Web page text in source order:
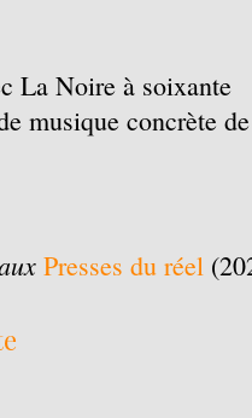
La Noire à soixante
musique concrète
Presses du réel